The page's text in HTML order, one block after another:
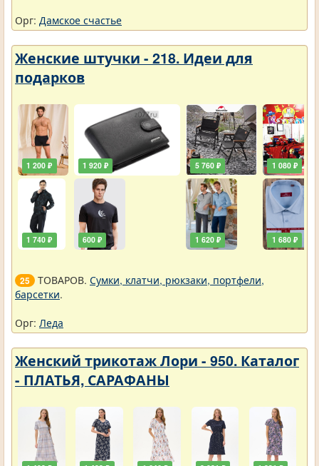
Орг: Дамское счастье
Женские штучки - 218. Идеи для
подарков
1 200 ₽
1 740 ₽
1 920 ₽
600 ₽
5 760 ₽
1 620 ₽
1 080 ₽
1 680 ₽
25 ТОВАРОВ. Сумки, клатчи, рюкзаки, портфели,
барсетки.
Орг: Леда
Женский трикотаж Лори - 950. Каталог
- ПЛАТЬЯ, САРАФАНЫ